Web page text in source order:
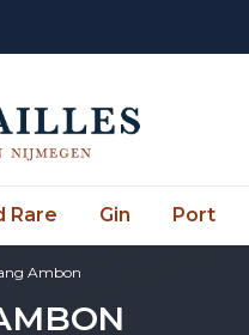
Rare Gin Port
Ambon